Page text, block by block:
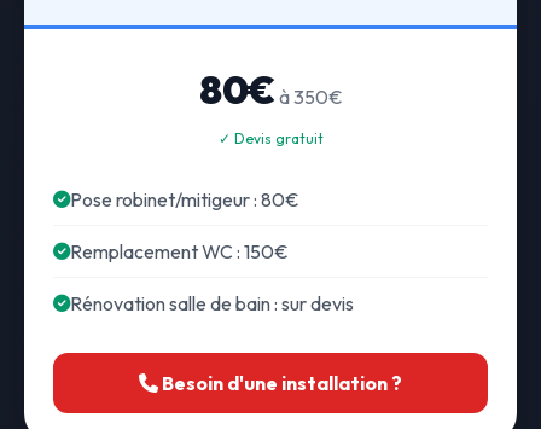
80€ à 350€
✓ Devis gratuit
Pose robinet/mitigeur : 80€
Remplacement WC : 150€
Rénovation salle de bain : sur devis
Besoin d'une installation ?